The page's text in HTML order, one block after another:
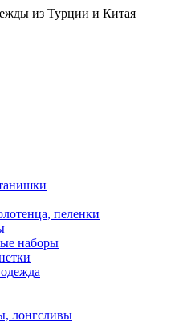
из Турции и Китая
пеленки
наборы
лонгсливы